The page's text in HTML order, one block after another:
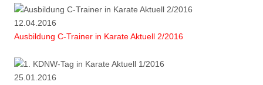
12.04.2016
Ausbildung C-Trainer in Karate Aktuell 2/2016
25.01.2016